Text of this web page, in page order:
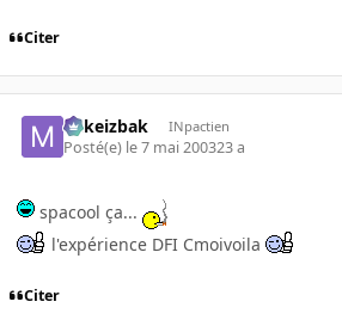
Citer
Mikeizbak INpactien
Posté(e) le 7 mai 200323 a
spacool ça...
l'expérience DFI Cmoivoila
Citer